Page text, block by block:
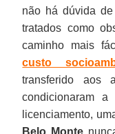
não há dúvida
tratados como
caminho mais
custo
transferido aos
condicionaram
licenciamento,
Belo Monte